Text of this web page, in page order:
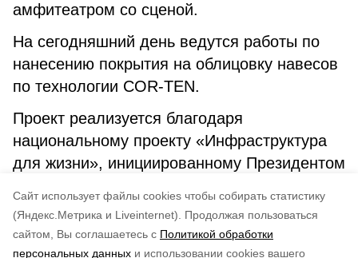
Cайт использует файлы cookies чтобы собирать статистику
(Яндекс.Метрика и Liveinternet).
Продолжая пользоваться
сайтом, Вы соглашаетесь с Политикой обработки
персональных данных и использовании cookies вашего
амфитеатром со сценой.
На сегодняшний день ведутся работы по
нанесению покрытия на облицовку навесов
по технологии COR-TEN.
Проект реализуется благодаря
национальному проекту «Инфраструктура
для жизни», инициированному Президентом
федеральной поддержке.